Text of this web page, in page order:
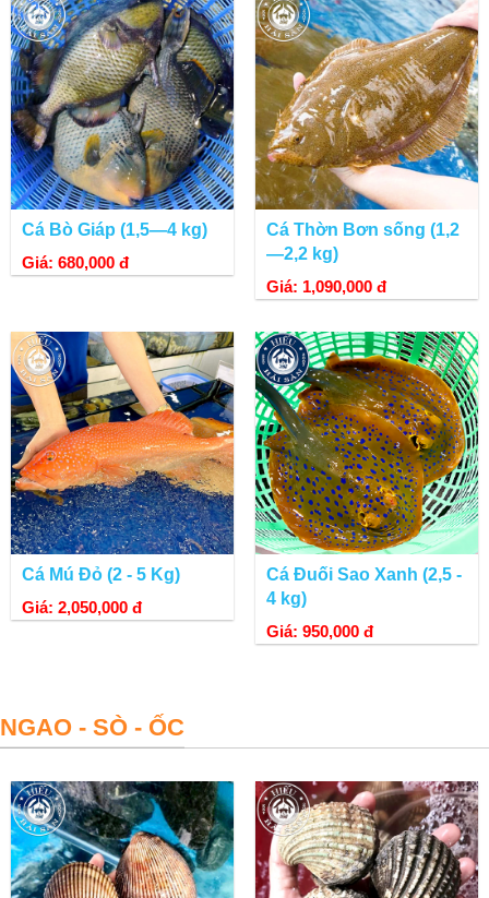
Cá Bò Giáp (1,5—4 kg)
Giá: 680,000 đ
Cá Thờn Bơn sống (1,2
—2,2 kg)
Giá: 1,090,000 đ
Cá Mú Đỏ (2 - 5 Kg)
Giá: 2,050,000 đ
Cá Đuối Sao Xanh (2,5 -
4 kg)
Giá: 950,000 đ
NGAO - SÒ - ỐC